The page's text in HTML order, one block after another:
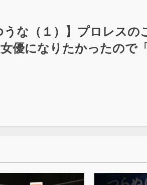
な（１）】プロレスの
優になりたかったので